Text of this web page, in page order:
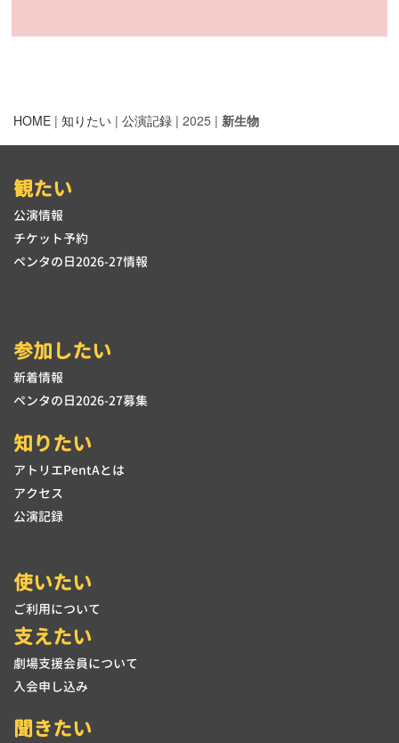
HOME | 知りたい | 公演記録 | 2025 | 新生物
観たい
公演情報
チケット予約
ペンタの日2026-27情報
参加したい
新着情報
ペンタの日2026-27募集
知りたい
アトリエPentAとは
アクセス
公演記録
使いたい
ご利用について
支えたい
劇場支援会員について
入会申し込み
聞きたい